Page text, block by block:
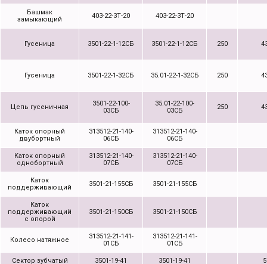
Башмак
замыкающий
403-22-3Т-20 403-22-3Т-20
Гусеница 3501-22-1-12СБ 3501-22-1-12СБ 250
Гусеница 3501-22-1-32СБ 35.01-22-1-32СБ 250
Цепь гусеничная
3501-22-100-
03СБ
35.01-22-100-
03СБ
250
Каток опорный
двубортный
313512-21-140-
06СБ
313512-21-140-
06СБ
Каток опорный
однобортный
313512-21-140-
07СБ
313512-21-140-
07СБ
Каток
поддерживающий
3501-21-155СБ 3501-21-155СБ
Каток
поддерживающий
с опорой
3501-21-150СБ 3501-21-150СБ
Колесо натяжное
313512-21-141-
01СБ
313512-21-141-
01СБ
Сектор зубчатый 3501-19-41 3501-19-41 5